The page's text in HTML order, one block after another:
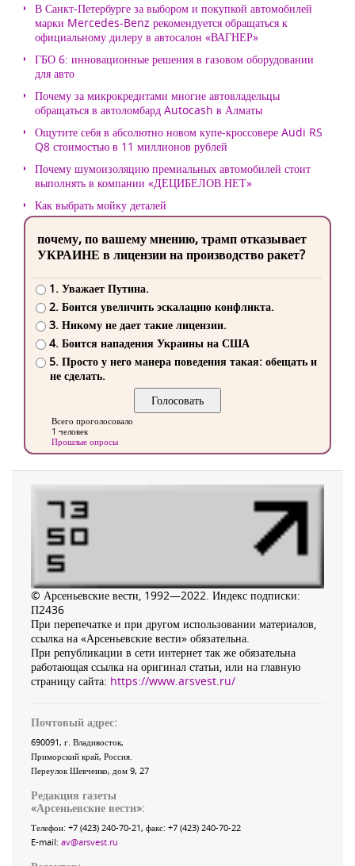
В Санкт-Петербурге за выбором и покупкой автомобилей
марки Mercedes-Benz рекомендуется обращаться к
официальному дилеру в автосалон «ВАГНЕР»
ГБО 6: инновационные решения в газовом оборудовании
для авто
Почему за микрокредитами многие автовладельцы
обращаться в автоломбард Autocash в Алматы
Ощутите себя в абсолютно новом купе-кроссовере Audi RS
Q8 стоимостью в 11 миллионов рублей
Почему шумоизоляцию премиальных автомобилей стоит
выполнять в компании «ДЕЦИБЕЛОВ.НЕТ»
Как выбрать мойку деталей
почему, по вашему мнению, трамп отказывает
УКРАИНЕ в лицензии на производство ракет?
1. Уважает Путина.
2. Боится увеличить эскалацию конфликта.
3. Никому не дает такие лицензии.
4. Боится нападения Украины на США
5. Просто у него манера поведения такая: обещать и
не сделать.
Всего проголосовало
1 человек
Прошлые опросы
© Арсеньевские вести, 1992—2022. Индекс подписки:
П2436
При перепечатке и при другом использовании материалов,
ссылка на «Арсеньевские вести» обязательна.
При републикации в сети интернет так же обязательна
работающая ссылка на оригинал статьи, или на главную
страницу сайта: https://www.arsvest.ru/
Почтовый адрес:
690091, г. Владивосток,
Приморский край, Россия
Переулок Шевченко, дом 9, 27
Редакция газеты
«Арсеньевские вести»:
Телефон: +7 (423) 240-70-21, факс: +7 (423) 240-70-22
E-mail: av@arsvest.ru